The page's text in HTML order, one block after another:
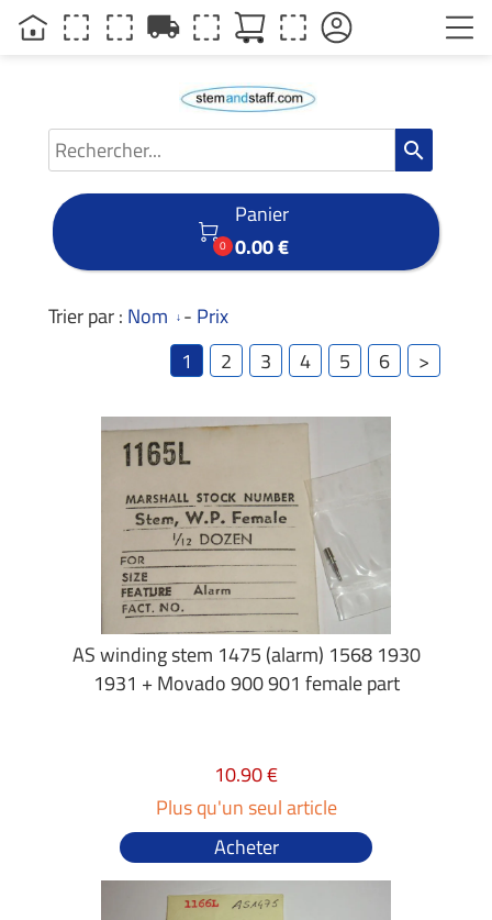
search

0
Panier
0.00 €
Trier par : Nom - Prix
1
2 3 4 5 6 >
AS winding stem 1475 (alarm) 1568 1930
1931 + Movado 900 901 female part
10.90 €
Plus qu'un seul article
Acheter
local_shipping